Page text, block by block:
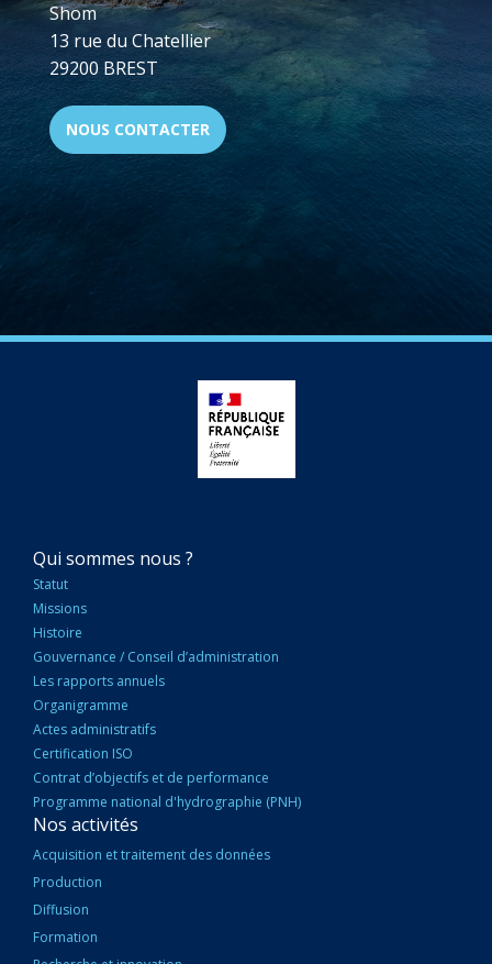
Shom
13 rue du Chatellier
29200 BREST
NOUS CONTACTER
NAVIGATION
PRINCIPALE
Qui sommes nous ?
Statut
Missions
Histoire
Gouvernance / Conseil d’administration
Les rapports annuels
Organigramme
Actes administratifs
Certification ISO
Contrat d’objectifs et de performance
Programme national d'hydrographie (PNH)
Nos activités
Acquisition et traitement des données
Production
Diffusion
Formation